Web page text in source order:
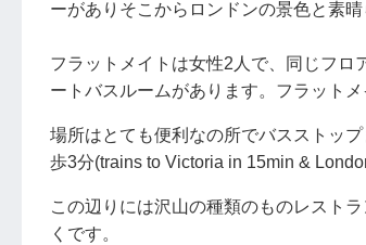
ーがありそこからロンドンの景色と素
フラットメイトは女性2人で、同じフ
ートバスルームがあります。フラット
場所はとても便利なの所でバスストッ
歩3分(trains to Victoria in 15min &
この辺りには沢山の種類のものレスト
くです。